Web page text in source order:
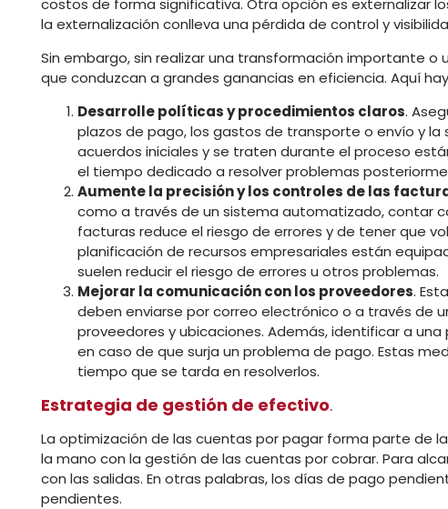
costos de forma significativa. Otra opción es externalizar
la externalización conlleva una pérdida de control y
Sin embargo, sin realizar una transformación importante
que conduzcan a grandes ganancias en eficiencia. Aquí
Desarrolle políticas y procedimientos claros.
plazos de pago, los gastos de transporte o envío y
acuerdos iniciales y se traten durante el proceso
el tiempo dedicado a resolver problemas
Aumente la precisión y los controles de las
como a través de un sistema automatizado, contar
facturas reduce el riesgo de errores y de tener que
planificación de recursos empresariales están
suelen reducir el riesgo de errores u otros problemas.
Mejorar la comunicación con los proveedores.
deben enviarse por correo electrónico o a través de
proveedores y ubicaciones. Además, identificar a
en caso de que surja un problema de pago. Estas
tiempo que se tarda en resolverlos.
Estrategia de gestión de efectivo.
La optimización de las cuentas por pagar forma parte de
la mano con la gestión de las cuentas por cobrar. Para
con las salidas. En otras palabras, los días de pago
pendientes.